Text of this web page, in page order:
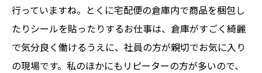
行っていますね。とくに宅配便の倉庫内で商品を梱包し
たりシールを貼ったりするお仕事は、倉庫がすごく綺麗
で気分良く働けるうえに、社員の方が親切でお気に入り
の現場です。私のほかにもリピーターの方が多いので、